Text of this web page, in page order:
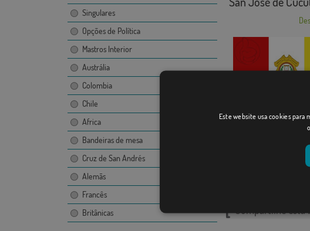
Singulares
Opções de Política
Mastros Interior
Austrália
Colombia
Chile
Africa
Bandeiras de mesa
Cruz de San Andrés
Alemãs
Francês
Britânicas
Totonicapán
Categorias
Compartilhe esta
Este website usa cookies para